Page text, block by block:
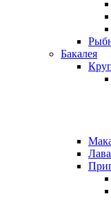
Бакалея